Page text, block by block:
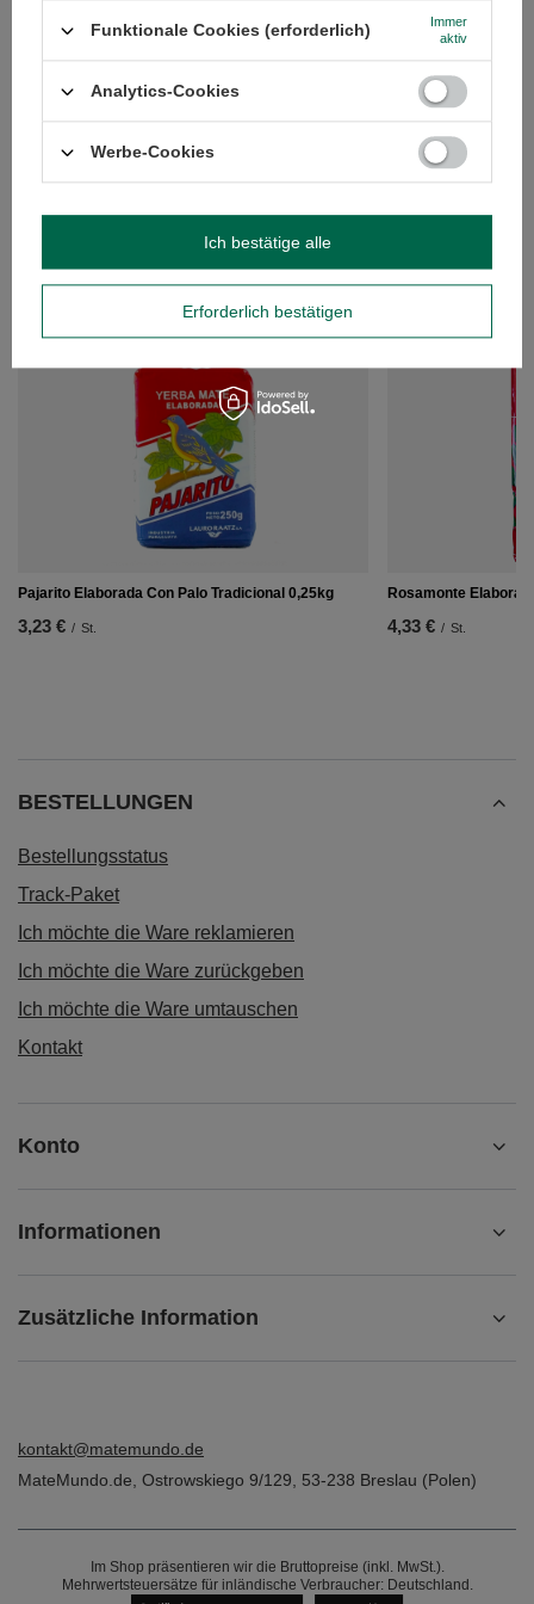
EMPFOHLEN
Pajarito Elaborada Con Palo Tradicional 0,25kg
3,23 € / St.
Rosamonte
4,33 € / St.
BESTELLUNGEN
Bestellungsstatus
Track-Paket
Ich möchte die Ware reklamieren
Ich möchte die Ware zurückgeben
Ich möchte die Ware umtauschen
Kontakt
Konto
Informationen
Zusätzliche Information
kontakt@matemundo.de
MateMundo.de Ostrowskiego 9/129 53-238 Breslau (Polen)
Im Shop präsentieren wir die Bruttopreise (inkl. MwSt.).
Mehrwertsteuersätze für inländische Verbraucher: Deutschland .
Funktionale Cookies (erforderlich)
Immer
aktiv
Analytics-Cookies
Werbe-Cookies
Erforderlich bestätigen
Ich bestätige alle